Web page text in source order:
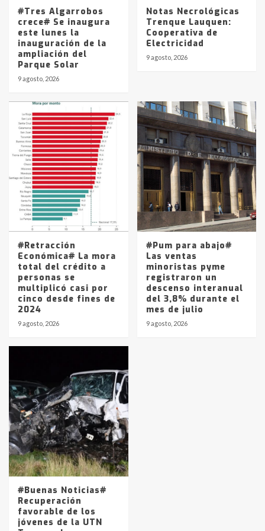
#Tres Algarrobos
crece# Se inaugura
este lunes la
inauguración de la
ampliación del
Parque Solar
9 agosto, 2026
Notas Necrológicas
Trenque Lauquen:
Cooperativa de
Electricidad
9 agosto, 2026
#Retracción
Económica# La mora
total del crédito a
personas se
multiplicó casi por
cinco desde fines de
2024
9 agosto, 2026
#Pum para abajo#
Las ventas
minoristas pyme
registraron un
descenso interanual
del 3,8% durante el
mes de julio
9 agosto, 2026
#Buenas Noticias#
Recuperación
favorable de los
jóvenes de la UTN